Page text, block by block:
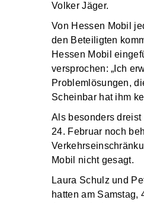
Volker Jäger.
Von Hessen Mobil
den Beteiligten
Hessen Mobil
versprochen: „Ich
Problemlösungen,
Scheinbar hat ihm
Als besonders
24. Februar noch
Mobil nicht gesagt.
Laura Schulz und
hatten am Samstag,